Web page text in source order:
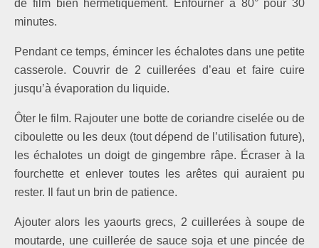
de film bien hermétiquement. Enfourner à 80° pour 30
minutes.
Pendant ce temps, émincer les échalotes dans une petite
casserole. Couvrir de 2 cuillerées d’eau et faire cuire
jusqu’à évaporation du liquide.
Ôter le film. Rajouter une botte de coriandre ciselée ou de
ciboulette ou les deux (tout dépend de l’utilisation future),
les échalotes un doigt de gingembre râpe. Écraser à la
fourchette et enlever toutes les arêtes qui auraient pu
rester. Il faut un brin de patience.
Ajouter alors les yaourts grecs, 2 cuillerées à soupe de
moutarde, une cuillerée de sauce soja et une pincée de